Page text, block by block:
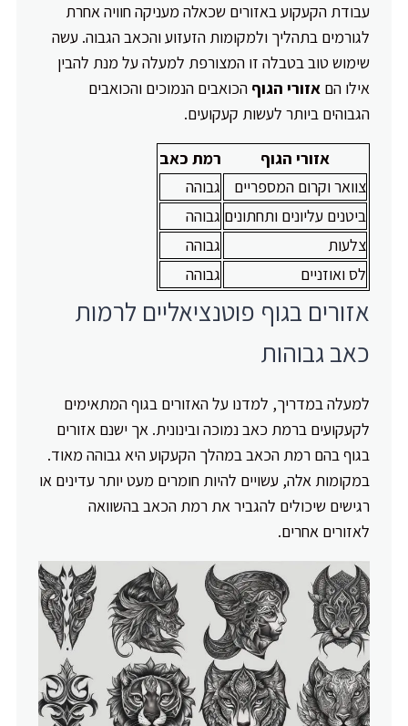
עבודת הקעקוע באזורים שכאלה מעניקה חוויה אחרת
לגורמים בתהליך ולמקומות הזעזוע והכאב הגבוה. עשה
שימוש טוב בטבלה זו המצורפת למעלה על מנת להבין
אילו הם אזורי הגוף הכואבים הנמוכים והכואבים
הגבוהים ביותר לעשות קעקועים.
אזורי הגוף
רמת כאב
צוואר וקרום המספריים
גבוהה
ביטנים עליונים ותחתונים גבוהה
צלעות
גבוהה
לס ואוזניים
גבוהה
אזורים בגוף פוטנציאליים לרמות
כאב גבוהות
למעלה במדריך, למדנו על האזורים בגוף המתאימים
לקעקועים ברמת כאב נמוכה ובינונית. אך ישנם אזורים
בגוף בהם רמת הכאב במהלך הקעקוע היא גבוהה מאוד.
במקומות אלה, עשויים להיות חומרים מעט יותר עדינים או
רגישים שיכולים להגביר את רמת הכאב בהשוואה
לאזורים אחרים.